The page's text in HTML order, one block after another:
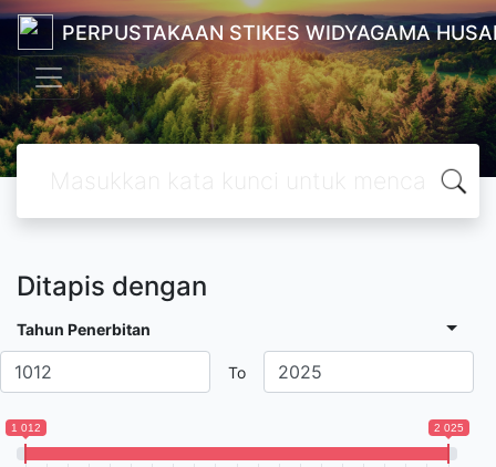
PERPUSTAKAAN STIKES WIDYAGAMA
Ditapis dengan
Tahun Penerbitan
To
1 012 2 025